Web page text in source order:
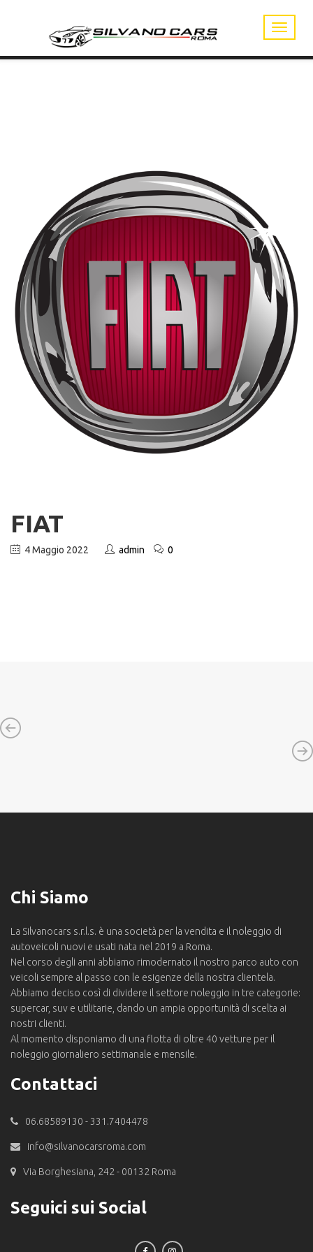
FIAT
4 Maggio 2022 admin 0
Chi Siamo
La Silvanocars s.r.l.s. è una società per la vendita e il noleggio di
autoveicoli nuovi e usati nata nel 2019 a Roma.
Nel corso degli anni abbiamo rimodernato il nostro parco auto con
veicoli sempre al passo con le esigenze della nostra clientela.
Abbiamo deciso così di dividere il settore noleggio in tre categorie:
supercar, suv e utilitarie, dando un ampia opportunità di scelta ai
nostri clienti.
Al momento disponiamo di una flotta di oltre 40 vetture per il
noleggio giornaliero settimanale e mensile.
Contattaci
06.68589130 - 331.7404478
info@silvanocarsroma.com
Via Borghesiana, 242 - 00132 Roma
Seguici sui Social